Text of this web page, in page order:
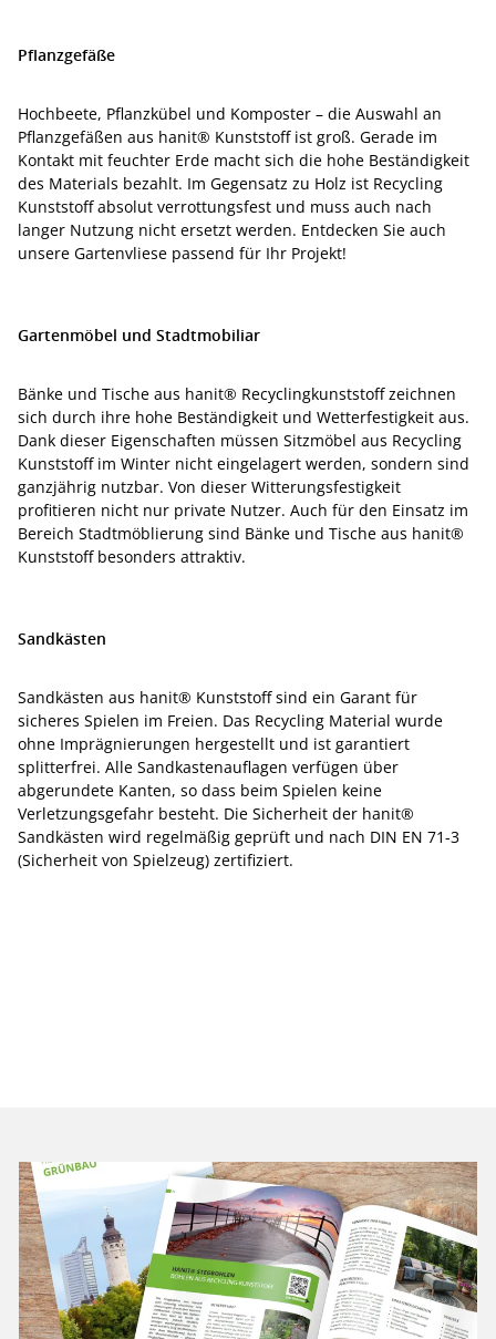
Pflanzgefäße
Hochbeete, Pflanzkübel und Komposter – die Auswahl an
Pflanzgefäßen aus hanit® Kunststoff ist groß. Gerade im
Kontakt mit feuchter Erde macht sich die hohe Beständigkeit
des Materials bezahlt. Im Gegensatz zu Holz ist Recycling
Kunststoff absolut verrottungsfest und muss auch nach
langer Nutzung nicht ersetzt werden. Entdecken Sie auch
unsere Gartenvliese passend für Ihr Projekt!
Gartenmöbel und Stadtmobiliar
Bänke und Tische aus hanit® Recyclingkunststoff zeichnen
sich durch ihre hohe Beständigkeit und Wetterfestigkeit aus.
Dank dieser Eigenschaften müssen Sitzmöbel aus Recycling
Kunststoff im Winter nicht eingelagert werden, sondern sind
ganzjährig nutzbar. Von dieser Witterungsfestigkeit
profitieren nicht nur private Nutzer. Auch für den Einsatz im
Bereich Stadtmöblierung sind Bänke und Tische aus hanit®
Kunststoff besonders attraktiv.
Sandkästen
Sandkästen aus hanit® Kunststoff sind ein Garant für
sicheres Spielen im Freien. Das Recycling Material wurde
ohne Imprägnierungen hergestellt und ist garantiert
splitterfrei. Alle Sandkastenauflagen verfügen über
abgerundete Kanten, so dass beim Spielen keine
Verletzungsgefahr besteht. Die Sicherheit der hanit®
Sandkästen wird regelmäßig geprüft und nach DIN EN 71-3
(Sicherheit von Spielzeug) zertifiziert.